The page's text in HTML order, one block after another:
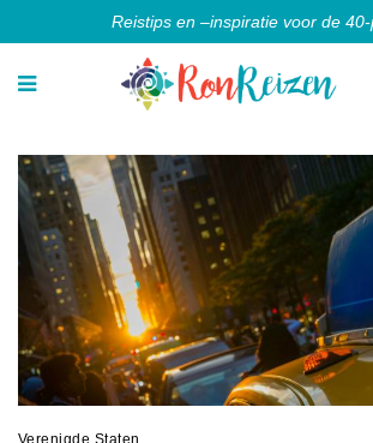
Reistips en –inspiratie voor de
Verenigde Staten